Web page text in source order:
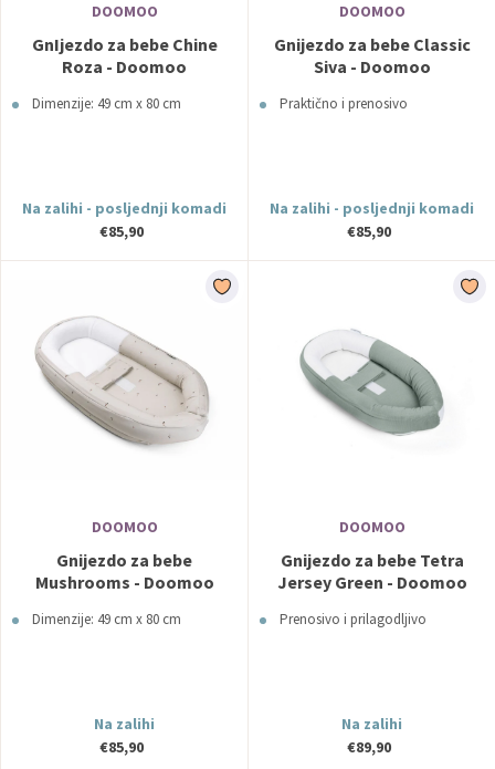
DOOMOO
GnIjezdo za bebe Chine
Roza - Doomoo
Dimenzije: 49 cm x 80 cm
Na zalihi - posljednji komadi
€85,90
DOOMOO
Gnijezdo za bebe Classic
Siva - Doomoo
Praktično i prenosivo
Na zalihi - posljednji komadi
€85,90
DOOMOO
Gnijezdo za bebe
Mushrooms - Doomoo
Dimenzije: 49 cm x 80 cm
Na zalihi
€85,90
DOOMOO
Gnijezdo za bebe Tetra
Jersey Green - Doomoo
Prenosivo i prilagodljivo
Na zalihi
€89,90